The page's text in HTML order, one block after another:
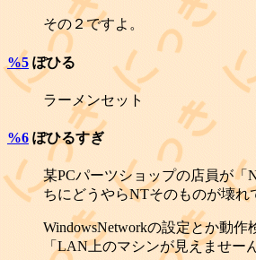
その２ですよ。
%5 ぽひる
ラーメンセット
%6 ぽひるすぎ
某PCパーツショップの店員が「
ちにどうやらNTそのものが壊れ
WindowsNetworkの設定とか動
「LAN上のマシンが見えませー